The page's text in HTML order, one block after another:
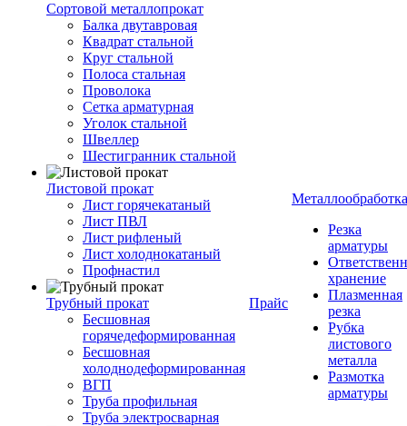
Сортовой металлопрокат
Балка двутавровая
Квадрат стальной
Круг стальной
Полоса стальная
Проволока
Сетка арматурная
Уголок стальной
Швеллер
Шестигранник стальной
Листовой прокат
Лист горячекатаный
Лист ПВЛ
Лист рифленый
Лист холоднокатаный
Профнастил
Трубный прокат
Бесшовная
горячедеформированная
Бесшовная
холоднодеформированная
ВГП
Труба профильная
Труба электросварная
Прайс
Металлообработка
Резка
арматуры
хранение
Плазменная
резка
Рубка
листового
металла
Размотка
арматуры